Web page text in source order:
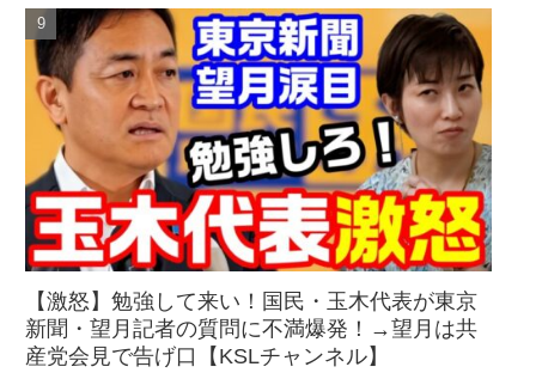
【激怒】勉強して来い！国民・玉木代表が東京
新聞・望月記者の質問に不満爆発！→望月は共
産党会見で告げ口【KSLチャンネル】